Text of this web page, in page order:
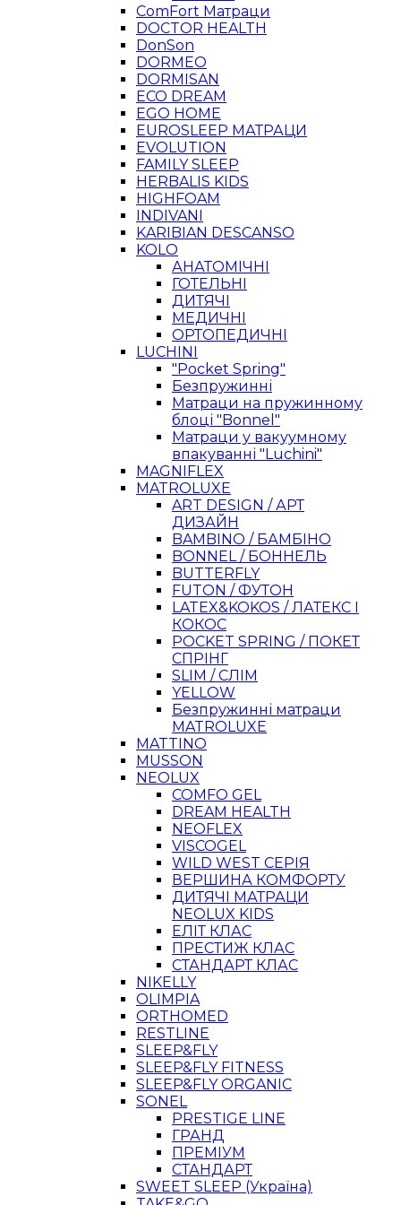
ComFort Матраци
DOCTOR HEALTH
DonSon
DORMEO
DORMISAN
ECO DREAM
EGO HOME
EUROSLEEP МАТРАЦИ
EVOLUTION
FAMILY SLEEP
HERBALIS KIDS
HIGHFOAM
INDIVANI
KARIBIAN DESCANSO
KOLO
АНАТОМІЧНІ
ГОТЕЛЬНІ
ДИТЯЧІ
МЕДИЧНІ
ОРТОПЕДИЧНІ
LUCHINI
"Pocket Spring"
Безпружинні
Матраци на пружинному
блоці "Bonnel"
Матраци у вакуумному
впакуванні "Luchini"
MAGNIFLEX
MATROLUXE
ART DESIGN / АРТ
ДИЗАЙН
BAMBINO / БАМБІНО
BONNEL / БОННЕЛЬ
BUTTERFLY
FUTON / ФУТОН
LATEX&KOKOS / ЛАТЕКС І
КОКОС
POCKET SPRING / ПОКЕТ
СПРІНГ
SLIM / СЛІМ
YELLOW
Безпружинні матраци
MATROLUXE
MATTINO
MUSSON
NEOLUX
COMFO GEL
DREAM HEALTH
NEOFLEX
VISCOGEL
WILD WEST СЕРІЯ
ВЕРШИНА КОМФОРТУ
ДИТЯЧІ МАТРАЦИ
NEOLUX KIDS
ЕЛІТ КЛАС
ПРЕСТИЖ КЛАС
СТАНДАРТ КЛАС
NIKELLY
OLIMPIA
ORTHOMED
RESTLINE
SLEEP&FLY
SLEEP&FLY FITNESS
SLEEP&FLY ORGANIC
SONEL
PRESTIGE LINE
ГРАНД
ПРЕМІУМ
СТАНДАРТ
SWEET SLEEP (Україна)